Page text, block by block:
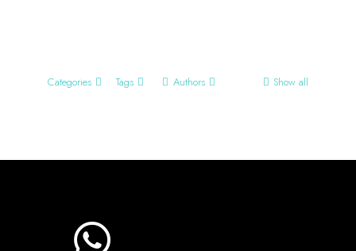
Categories Tags Authors Show all
KANDAS